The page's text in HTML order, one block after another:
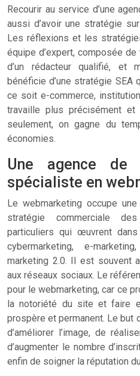
Recourir au service d’une
aussi d’avoir une stratégie
Les réflexions et les
équipe d’expert, composée
d’un rédacteur qualifié, et
bénéficie d’une stratégie
ce soit e-commerce,
travaille plus précisément et
seulement, on gagne du
économies.
Une agence de
spécialiste en
Le webmarketing occupe
stratégie commerciale
particuliers qui œuvrent
cybermarketing, e-
marketing 2.0. Il est souvent
aux réseaux sociaux. Le
pour le webmarketing, car ce
la notoriété du site et faire
prospère et permanent. Le but
d’améliorer l’image, de
d’augmenter le nombre
enfin de soigner la réputation